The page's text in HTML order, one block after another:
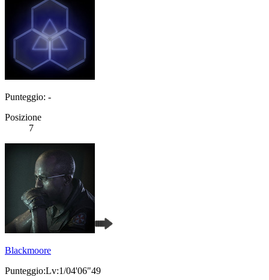
Punteggio: -
Posizione
7
Blackmoore
Punteggio:Lv:1/04'06"49